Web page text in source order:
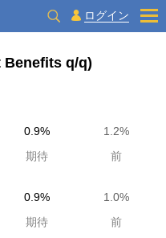
ログイン
Benefits q/q)
0.9%
1.2%
期待 前
0.9%
1.0%
期待 前